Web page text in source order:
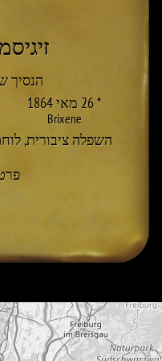
הנסיך
* 26 מאי 1864
Brixene
השפלה ציבורית,